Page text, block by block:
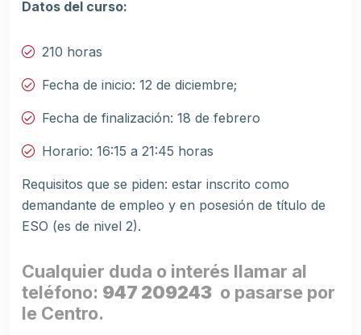
Datos del curso:
210 horas
Fecha de inicio: 12 de diciembre;
Fecha de finalización: 18 de febrero
Horario: 16:15 a 21:45 horas
Requisitos que se piden: estar inscrito como
demandante de empleo y en posesión de título de
ESO (es de nivel 2).
Cualquier duda o interés llamar al
teléfono: 947 209243 o pasarse por
le Centro.